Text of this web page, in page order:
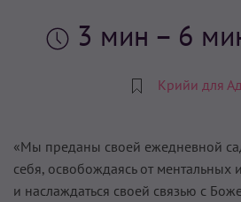
3 мин – 6
Крийи для
«Мы преданы своей ежедневной
себя, освобождаясь от
и наслаждаться своей связью с